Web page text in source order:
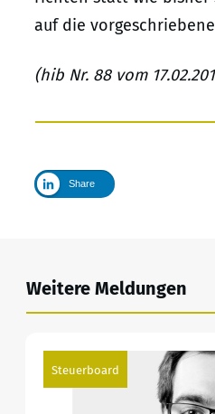
auf die
(hib Nr. 88 vom
Share
Weitere Meldungen
Steuerboard